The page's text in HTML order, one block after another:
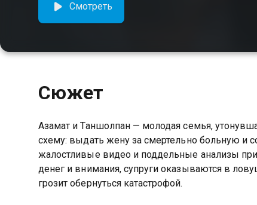
Смотреть
Сюжет
Азамат и Таншолпан — молодая семья,
схему: выдать жену за смертельно больную и
жалостливые видео и поддельные анализы
денег и внимания, супруги оказываются в
грозит обернуться катастрофой.